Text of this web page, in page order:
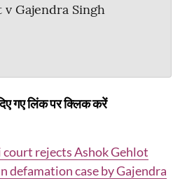
Gajendra Singh
गए लिंक पर क्लिक करें
court rejects Ashok Gehlot
defamation case by Gajendra